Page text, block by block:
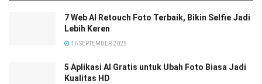
7 Web AI Retouch Foto Terbaik, Bikin Selfie Jadi
Lebih Keren
16 SEPTEMBER 2025
5 Aplikasi AI Gratis untuk Ubah Foto Biasa Jadi
Kualitas HD